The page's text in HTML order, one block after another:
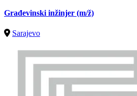
Građevinski inžinjer (m/ž)
Sarajevo